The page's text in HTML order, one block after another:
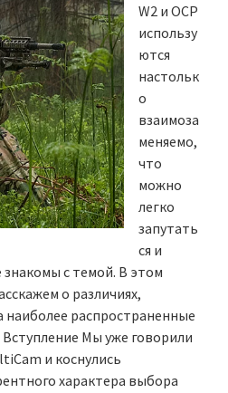
W2 и OCP
использу
ются
настольк
о
взаимоза
меняемо,
что
можно
легко
запутать
ся и
знакомы с темой. В этом
о различиях,
наиболее распространенные
Мы уже говорили
и коснулись
характера выбора